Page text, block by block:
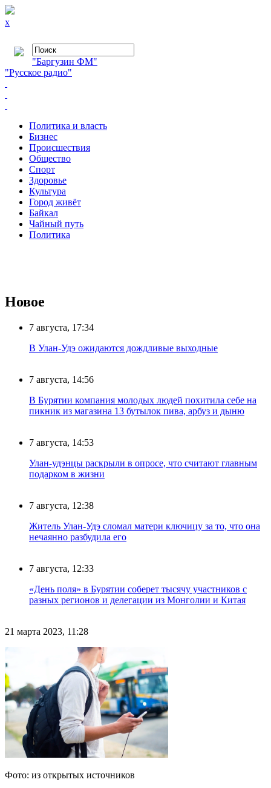
x
"Баргузин ФМ"
"Русское радио"
Политика и власть
Бизнес
Происшествия
Общество
Cпорт
Здоровье
Культура
Город живёт
Байкал
Чайный путь
Политика
Новое
7 августа, 17:34
В Улан-Удэ ожидаются дождливые выходные
7 августа, 14:56
В Бурятии компания молодых людей похитила себе на
пикник из магазина 13 бутылок пива, арбуз и дыню
7 августа, 14:53
Улан-удэнцы раскрыли в опросе, что считают главным
подарком в жизни
7 августа, 12:38
Житель Улан-Удэ сломал матери ключицу за то, что она
нечаянно разбудила его
7 августа, 12:33
«День поля» в Бурятии соберет тысячу участников с
разных регионов и делегации из Монголии и Китая
21 марта 2023, 11:28
Фото: из открытых источников